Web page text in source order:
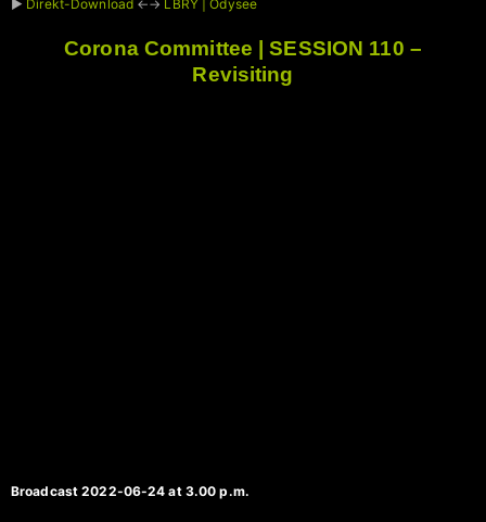
► Direkt-Download ←→ LBRY | Odysee
Corona Committee | SESSION 110 –
Revisiting
Broadcast 2022-06-24 at 3.00 p.m.